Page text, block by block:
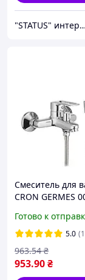
"STATUS" интернет магазин мужской и женской обуви
Смеситель для
CRON GERMES
Готово к
5.0
953.90₴
963.54 ₴